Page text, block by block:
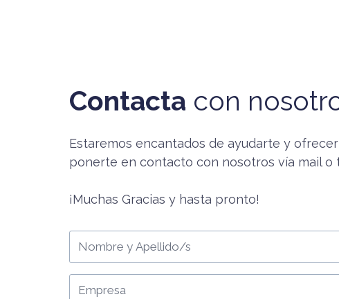
Contacta con
Estaremos encantados de ayudarte y
ponerte en contacto con nosotros vía mail o
¡Muchas Gracias y hasta pronto!